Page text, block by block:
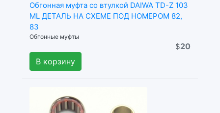
Обгонная муфта со втулкой DAIWA TD-Z 103
ML ДЕТАЛЬ НА СХЕМЕ ПОД НОМЕРОМ 82,
83
Обгонные муфты
$20
В корзину